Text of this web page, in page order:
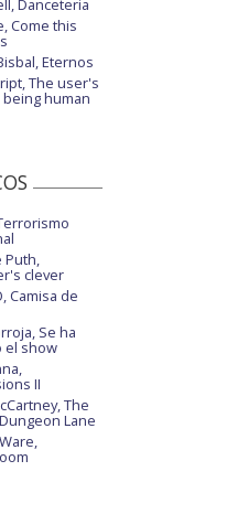
Danceteria
Come this
Eternos
The user's
human
Puth,
clever
Camisa de
Se ha
el show
II
The
Lane